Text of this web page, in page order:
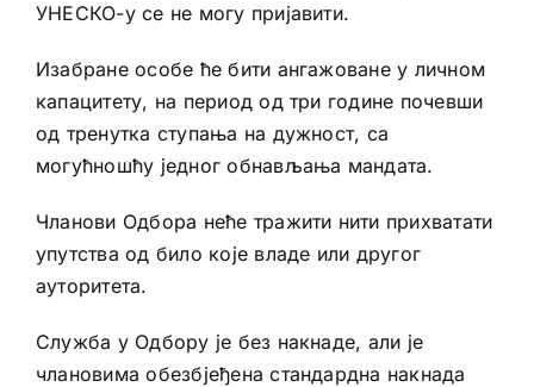
УНЕСКО-у се не могу пријавити.
Изабране особе ће бити ангажоване у личном
капацитету, на период од три године почевши
од тренутка ступања на дужност, са
могућношћу једног обнављања мандата.
Чланови Одбора неће тражити нити прихватати
упутства од било које владе или другог
ауторитета.
Служба у Одбору је без накнаде, али је
члановима обезбјеђена стандардна накнада